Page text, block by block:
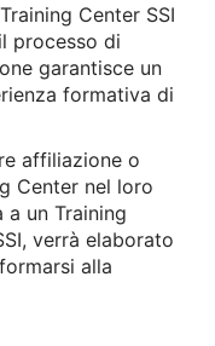
Center SSI
processo di
garantisce un
formativa di
affiliazione o
Center nel loro
un Training
verrà elaborato
alla